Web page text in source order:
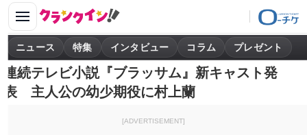
ニュース 特集 インタビュー コラム プレゼント
連続テレビ小説『ブラッサム』新キャスト発
表 主人公の幼少期役に村上蘭
[ADVERTISEMENT]